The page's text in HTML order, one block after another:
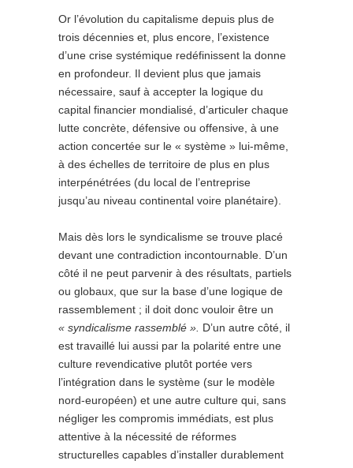
Or l’évolution du capitalisme depuis plus de
trois décennies et, plus encore, l’existence
d’une crise systémique redéfinissent la donne
en profondeur. Il devient plus que jamais
nécessaire, sauf à accepter la logique du
capital financier mondialisé, d’articuler chaque
lutte concrète, défensive ou offensive, à une
action concertée sur le « système » lui-même,
à des échelles de territoire de plus en plus
interpénétrées (du local de l’entreprise
jusqu’au niveau continental voire planétaire).
Mais dès lors le syndicalisme se trouve placé
devant une contradiction incontournable. D’un
côté il ne peut parvenir à des résultats, partiels
ou globaux, que sur la base d’une logique de
rassemblement ; il doit donc vouloir être un
« syndicalisme rassemblé ». D’un autre côté, il
est travaillé lui aussi par la polarité entre une
culture revendicative plutôt portée vers
l’intégration dans le système (sur le modèle
nord-européen) et une autre culture qui, sans
négliger les compromis immédiats, est plus
attentive à la nécessité de réformes
structurelles capables d’installer durablement